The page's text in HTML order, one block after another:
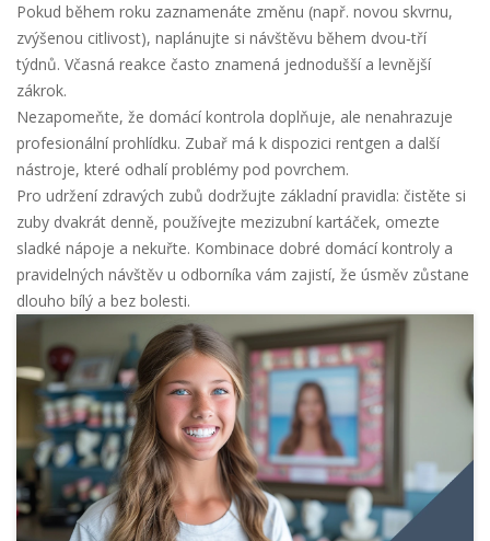
Pokud během roku zaznamenáte změnu (např. novou skvrnu,
zvýšenou citlivost), naplánujte si návštěvu během dvou‑tří
týdnů. Včasná reakce často znamená jednodušší a levnější
zákrok.
Nezapomeňte, že domácí kontrola doplňuje, ale nenahrazuje
profesionální prohlídku. Zubař má k dispozici rentgen a další
nástroje, které odhalí problémy pod povrchem.
Pro udržení zdravých zubů dodržujte základní pravidla: čistěte si
zuby dvakrát denně, používejte mezizubní kartáček, omezte
sladké nápoje a nekuřte. Kombinace dobré domácí kontroly a
pravidelných návštěv u odborníka vám zajistí, že úsměv zůstane
dlouho bílý a bez bolesti.